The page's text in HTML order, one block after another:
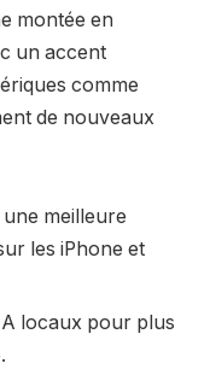
montée en
un accent
comme
de nouveaux
meilleure
les iPhone et
locaux pour plus